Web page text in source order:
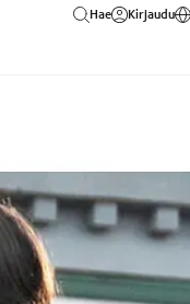
Hae Kirjaudu